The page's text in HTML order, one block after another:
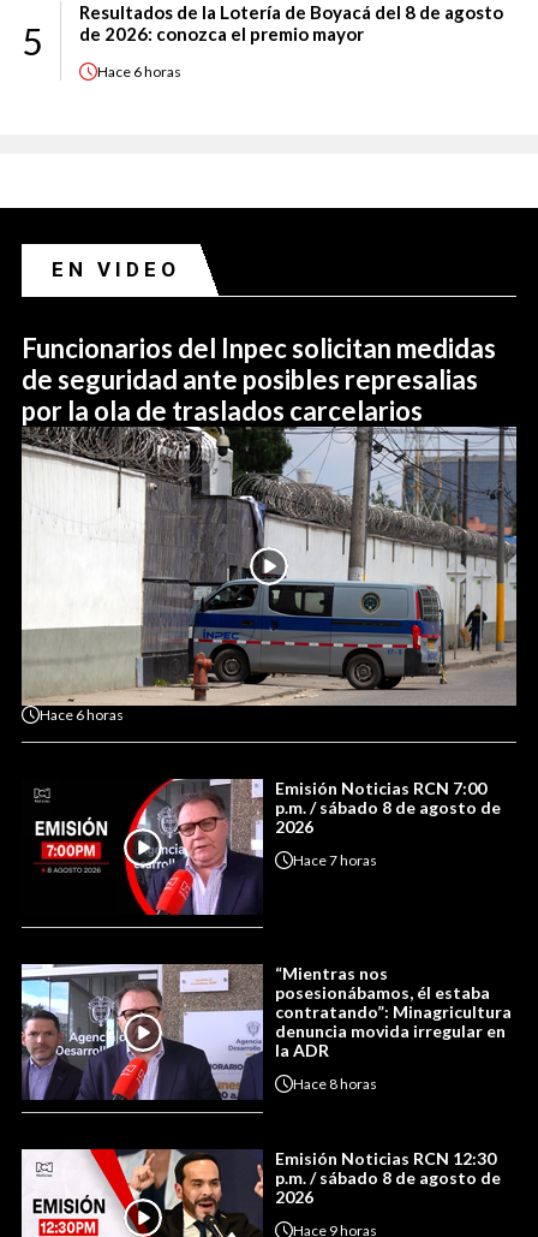
5
Resultados de la Lotería de Boyacá del 8 de agosto
de 2026: conozca el premio mayor
Hace 6 horas
EN VIDEO
Funcionarios del Inpec solicitan medidas
de seguridad ante posibles represalias
por la ola de traslados carcelarios
Hace 6 horas
Emisión Noticias RCN 7:00
p.m. / sábado 8 de agosto de
2026
Hace7 horas
“Mientras nos
posesionábamos, él estaba
contratando”: Minagricultura
denuncia movida irregular en
la ADR
Hace8 horas
Emisión Noticias RCN 12:30
p.m. / sábado 8 de agosto de
2026
Hace 9 horas